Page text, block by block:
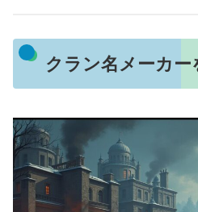
クラン名メーカー